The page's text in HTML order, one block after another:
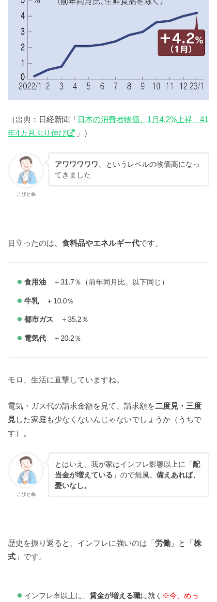
（出典：日経新聞「日本の消費者物価、1月4.2%上昇 41
年4カ月ぶり伸び
」）
こびと株
アワワワワワ 、というレベルの物価高になっ
てきました
目立ったのは、食料品やエネルギー代です。
食用油＋31.7％（前年同月比。以下同じ）
牛乳＋10.0％
都市ガス ＋35.2％
電気代＋20.2％
モロ、生活に直撃していますね。
電気・ガス代の請求金額を見て、請求額を二度見・三度
見した家庭も少なくないんじゃないでしょうか（うちで
す）。
こびと株
とはいえ、我が家はインフレ影響以上に「 配
当金が増えている 」ので無風。 備えあれば、
憂いなし。
歴史を振り返ると、インフレに強いのは「労働 」と「株
式 」です。
インフレ率以上に、 賃金が増える職に就く ※今、めっ